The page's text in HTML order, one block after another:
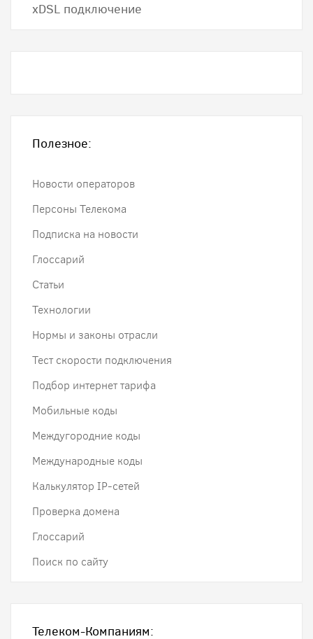
хDSL подключение
Полезное:
Новости операторов
Персоны Телекома
Подписка на новости
Глоссарий
Статьи
Технологии
Нормы и законы отрасли
Тест скорости подключения
Подбор интернет тарифа
Мобильные коды
Междугородние коды
Международные коды
Калькулятор IP-сетей
Проверка домена
Глоссарий
Поиск по сайту
Телеком-Компаниям: